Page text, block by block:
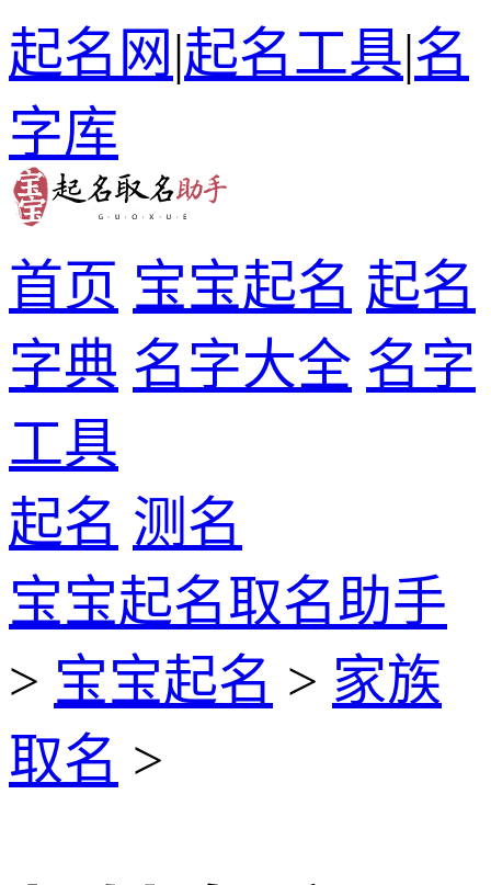
起名网|起名工具|名
字库
首页 宝宝起名 起名
字典 名字大全 名字
工具
起名 测名
宝宝起名取名助手
> 宝宝起名 > 家族
取名 >